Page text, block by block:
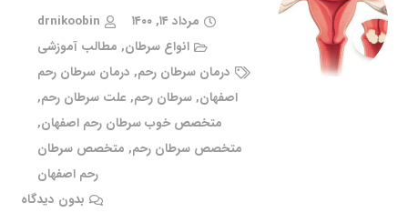
مرداد ۱۴, ۱۴۰۰
drnikoobin
انواع سرطان, مطالب آموزشی
درمان سرطان رحم, درمان سرطان رحم
اصفهان,سرطان رحم, علت سرطان رحم,
متخصص خوب سرطان رحم اصفهان,
متخصص سرطان رحم, متخصص سرطان
رحم اصفهان
بدون دیدگاه